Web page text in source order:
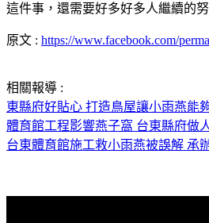
這件事，還需要好多好多人繼續的努
原文 : https://www.facebook.com/
相關報導 :
東縣府好貼心 打造鳥屋讓小雨燕能
體育館工程影響燕子窩 台東縣府做
台東體育館施工救小雨燕被誤解 承